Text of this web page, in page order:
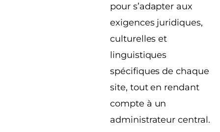
pour s’adapter aux
exigences juridiques,
culturelles et
linguistiques
spécifiques de chaque
site, tout en rendant
compte à un
administrateur central.